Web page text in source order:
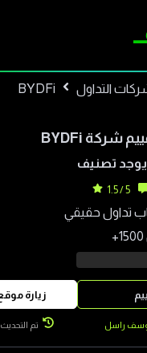
التداول BYDFi
شركة BYDFi
يوجد تصنيف
5 / 1.5
تداول حقيقي
1500+
زيارة
راسل تم التحديث: 2025-01-